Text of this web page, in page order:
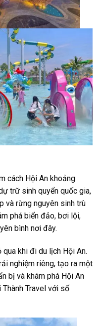
cách Hội An khoảng
trữ sinh quyển quốc gia,
và rừng nguyên sinh trù
phá biển đảo, bơi lội,
bình nơi đây.
khi đi du lịch Hội An.
nghiệm riêng, tạo ra một
bị và khám phá Hội An
Thành Travel với số